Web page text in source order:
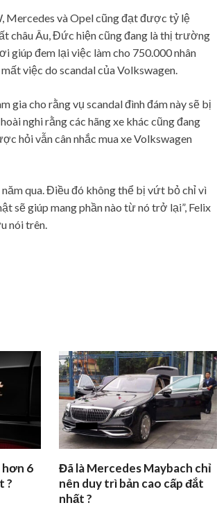
Mercedes và Opel cũng đạt được tỷ lệ
châu Âu, Đức hiện cũng đang là thị trường
giúp đem lại việc làm cho 750.000 nhân
việc do scandal của Volkswagen.
gia cho rằng vụ scandal đình đám này sẽ bị
nghi rằng các hãng xe khác cũng đang
hỏi vẫn cân nhắc mua xe Volkswagen
qua. Điều đó không thể bị vứt bỏ chỉ vì
sẽ giúp mang phần nào từ nó trở lại”, Felix
nói trên.
6
?
Đã là Mercedes Maybach chỉ
nên duy trì bản cao cấp đắt
nhất ?